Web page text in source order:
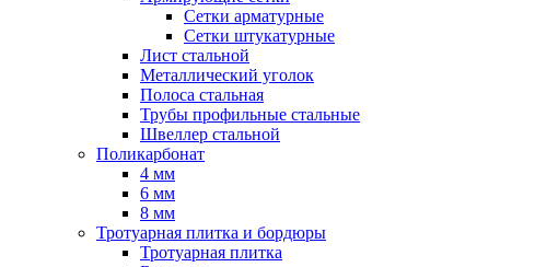
Сетки арматурные
Сетки штукатурные
Лист стальной
Металлический уголок
Полоса стальная
Трубы профильные стальные
Швеллер стальной
Поликарбонат
4 мм
6 мм
8 мм
Тротуарная плитка и бордюры
Тротуарная плитка